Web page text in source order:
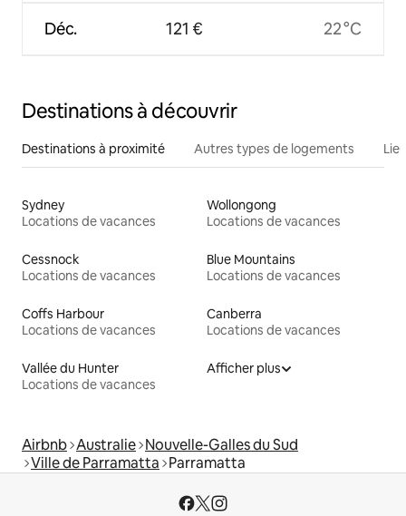
Déc. 121 € 22 °C
Destinations à découvrir
Destinations à proximité Autres types de logements
Sydney
Locations de vacances
Wollongong
Locations de vacances
Cessnock
Locations de vacances
Blue Mountains
Locations de vacances
Coffs Harbour
Locations de vacances
Canberra
Locations de vacances
Vallée du Hunter
Locations de vacances
Afficher plus
Airbnb Australie Nouvelle-Galles du Sud
Ville de Parramatta Parramatta